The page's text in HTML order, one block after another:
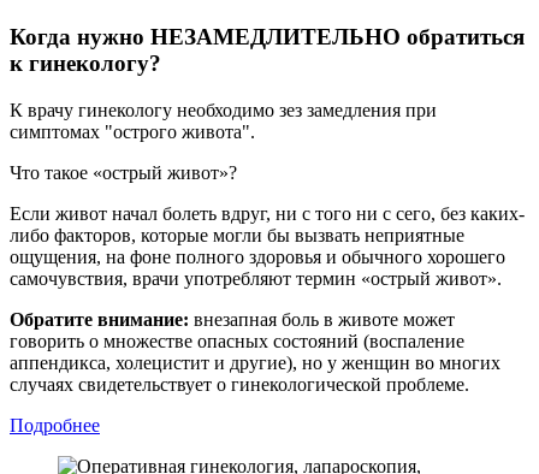
Когда нужно НЕЗАМЕДЛИТЕЛЬНО обратиться
к гинекологу?
К врачу гинекологу необходимо зез замедления при
симптомах "острого живота".
Что такое «острый живот»?
Если живот начал болеть вдруг, ни с того ни с сего, без каких-
либо факторов, которые могли бы вызвать неприятные
ощущения, на фоне полного здоровья и обычного хорошего
самочувствия, врачи употребляют термин «острый живот».
Обратите внимание: внезапная боль в животе может
говорить о множестве опасных состояний (воспаление
аппендикса, холецистит и другие), но у женщин во многих
случаях свидетельствует о гинекологической проблеме.
Подробнее